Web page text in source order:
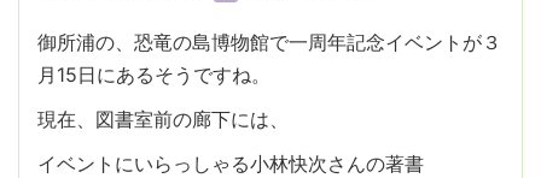
御所浦の、恐竜の島博物館で一周年記念イベントが３
月15日にあるそうですね。
現在、図書室前の廊下には、
イベントにいらっしゃる小林快次さんの著書